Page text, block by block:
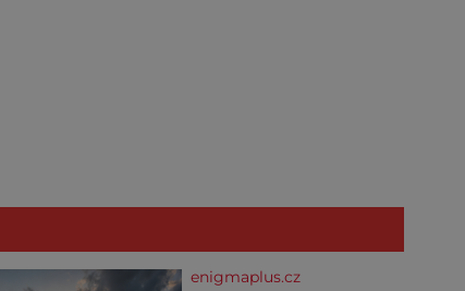
enigmaplus.cz